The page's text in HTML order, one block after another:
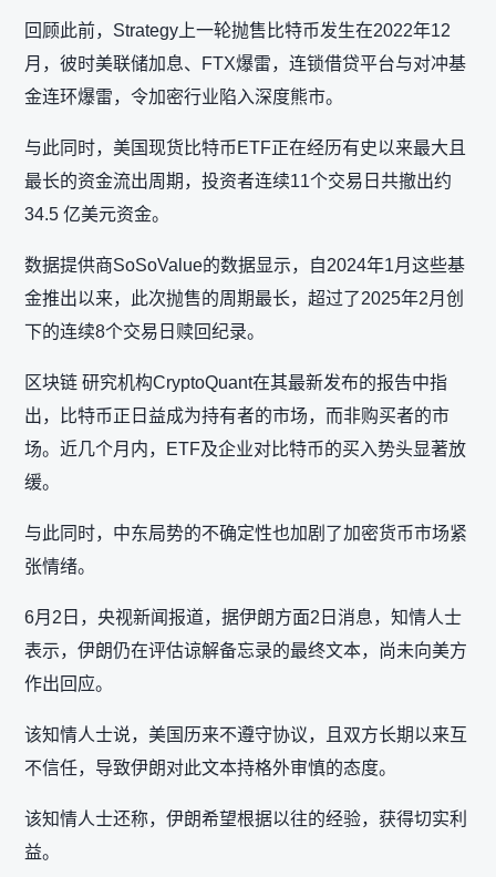
回顾此前，Strategy上一轮抛售比特币发生在2022年12
月，彼时美联储加息、FTX爆雷，连锁借贷平台与对冲基
金连环爆雷，令加密行业陷入深度熊市。
与此同时，美国现货比特币ETF正在经历有史以来最大且
最长的资金流出周期，投资者连续11个交易日共撤出约
34.5 亿美元资金。
数据提供商SoSoValue的数据显示，自2024年1月这些基
金推出以来，此次抛售的周期最长，超过了2025年2月创
下的连续8个交易日赎回纪录。
区块链 研究机构CryptoQuant在其最新发布的报告中指
出，比特币正日益成为持有者的市场，而非购买者的市
场。近几个月内，ETF及企业对比特币的买入势头显著放
缓。
与此同时，中东局势的不确定性也加剧了加密货币市场紧
张情绪。
6月2日，央视新闻报道，据伊朗方面2日消息，知情人士
表示，伊朗仍在评估谅解备忘录的最终文本，尚未向美方
作出回应。
该知情人士说，美国历来不遵守协议，且双方长期以来互
不信任，导致伊朗对此文本持格外审慎的态度。
该知情人士还称，伊朗希望根据以往的经验，获得切实利
益。